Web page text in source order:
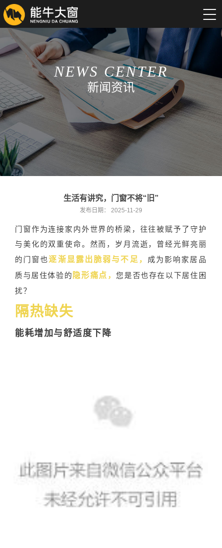
NEWS CENTER
新闻资讯
生活有讲究，门窗不将“旧”
发布日期： 2025-11-29
门窗作为连接家内外世界的桥梁，往往被赋予了守护
与美化的双重使命。然而，岁月流逝，曾经光鲜亮丽
的门窗也逐渐显露出 脆弱与不足，
成为影响家居品
质与居住体验的 隐形痛点，您是否也存在以下居住困
扰？
隔热缺失
能耗增加 与舒适度下降